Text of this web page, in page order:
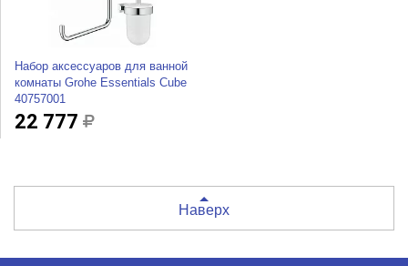
Набор аксессуаров для ванной
комнаты Grohe Essentials Cube
40757001
22 777
Наверх